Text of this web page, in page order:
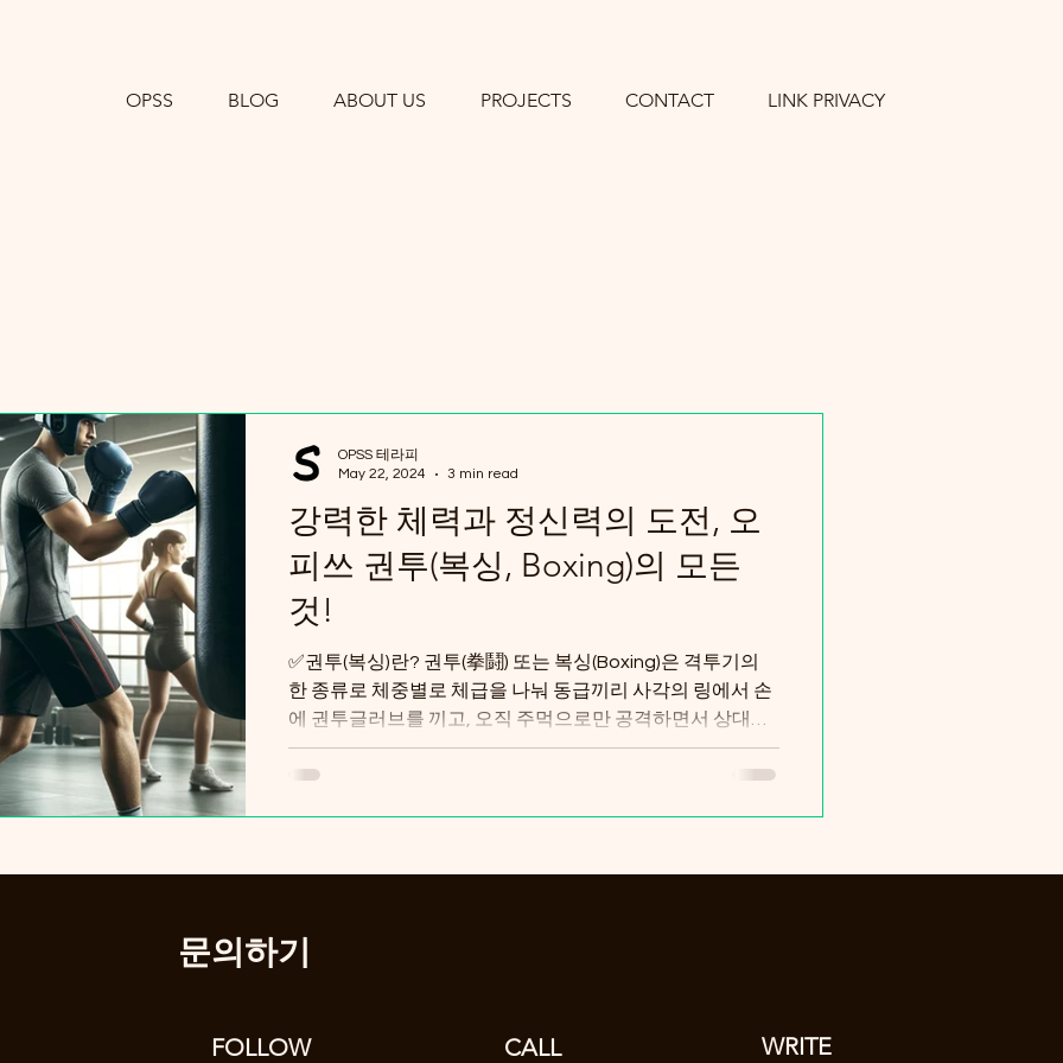
OPSS BLOG ABOUT US PROJECTS CONTACT LINK PRIVACY
강력한 체력과 정신력의 도전, 오
피쓰 권투(복싱, Boxing)의 모든
것!
✅권투(복싱)란? 권투(拳鬪) 또는 복싱(Boxing)은 격투기의
한 종류로 체중별로 체급을 나눠 동급끼리 사각의 링에서 손
에 권투글러브를 끼고, 오직 주먹으로만 공격하면서 상대방
을 쓰러뜨리는 스포츠다. 하체를 공격하거나 발차기, 박치기,
발...
OPSS 테라피
May 22, 2024
3 min read
문의하기
FOLLOW CALL WRITE